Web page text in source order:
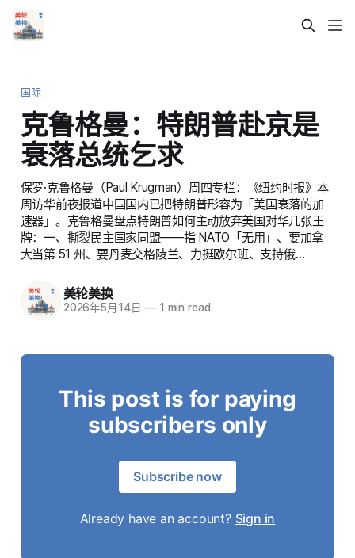
国际
克鲁格曼：特朗普赴京是
衰落总统乞求
保罗·克鲁格曼（Paul Krugman）周四专栏：《纽约时报》本
周访华前夜报道中国国内已把特朗普形容为「美国衰落的加
速器」。克鲁格曼盘点特朗普如何主动放弃美国对华几张王
牌：一、撕裂民主国家同盟——指 NATO「无用」、要加拿
大当第 51 州、要丹麦交格陵兰、力挺欧尔班、支持俄…
美轮美换
2026年5月14日 —1 min read
This post is for paying
subscribers only
Subscribe now
Already have an account? Sign in